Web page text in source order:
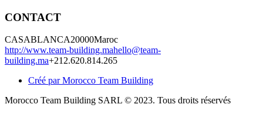
CONTACT
CASABLANCA20000Maroc
http://www.team-building.mahello@team-
building.ma+212.620.814.265
Créé par Morocco Team Building
Morocco Team Building SARL © 2023. Tous droits réservés